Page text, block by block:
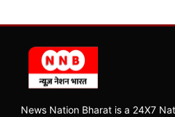
News Nation Bharat is a 24X7